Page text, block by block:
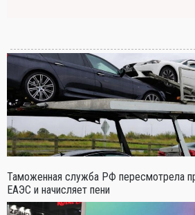
Таможенная служба РФ пересмотрела
ЕАЭС и начисляет пени